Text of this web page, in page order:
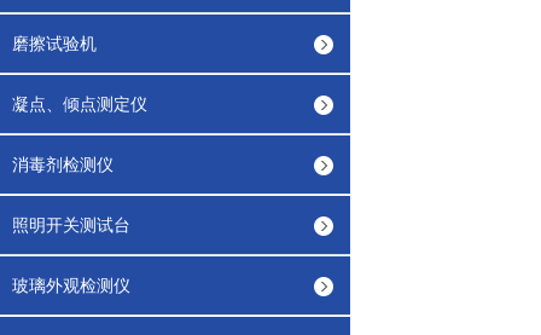
磨擦试验机
凝点、倾点测定仪
消毒剂检测仪
照明开关测试台
玻璃外观检测仪